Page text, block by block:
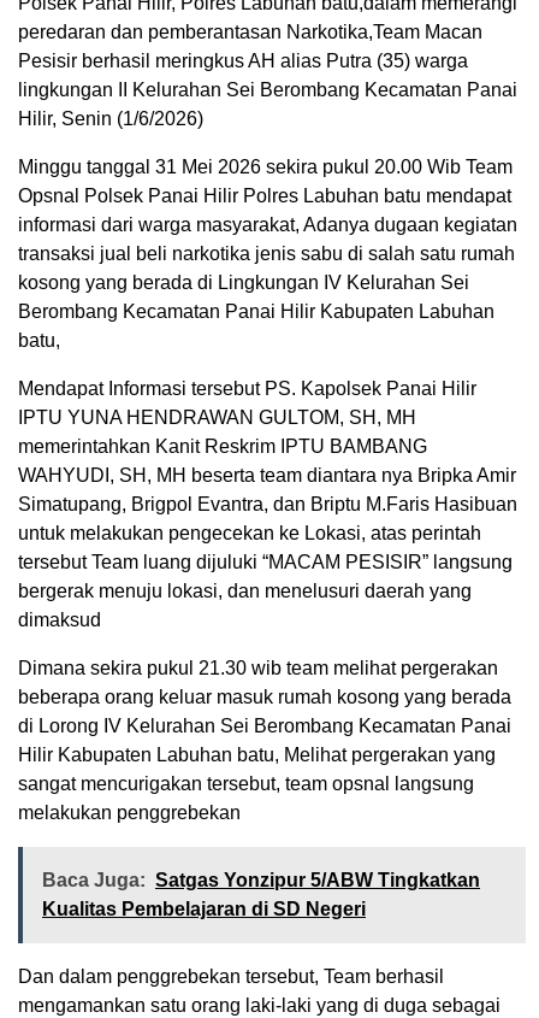
peredaran dan pemberantasan Narkotika,Team Macan
Pesisir berhasil meringkus AH alias Putra (35) warga
lingkungan II Kelurahan Sei Berombang Kecamatan Panai
Hilir, Senin (1/6/2026)
Minggu tanggal 31 Mei 2026 sekira pukul 20.00 Wib Team
Opsnal Polsek Panai Hilir Polres Labuhan batu mendapat
informasi dari warga masyarakat, Adanya dugaan kegiatan
transaksi jual beli narkotika jenis sabu di salah satu rumah
kosong yang berada di Lingkungan IV Kelurahan Sei
Berombang Kecamatan Panai Hilir Kabupaten Labuhan
batu,
Mendapat Informasi tersebut PS. Kapolsek Panai Hilir
IPTU YUNA HENDRAWAN GULTOM, SH, MH
memerintahkan Kanit Reskrim IPTU BAMBANG
WAHYUDI, SH, MH beserta team diantara nya Bripka Amir
Simatupang, Brigpol Evantra, dan Briptu M.Faris Hasibuan
untuk melakukan pengecekan ke Lokasi, atas perintah
tersebut Team luang dijuluki “MACAM PESISIR” langsung
bergerak menuju lokasi, dan menelusuri daerah yang
dimaksud
Dimana sekira pukul 21.30 wib team melihat pergerakan
beberapa orang keluar masuk rumah kosong yang berada
di Lorong IV Kelurahan Sei Berombang Kecamatan Panai
Hilir Kabupaten Labuhan batu, Melihat pergerakan yang
sangat mencurigakan tersebut, team opsnal langsung
melakukan penggrebekan
Baca Juga: Satgas Yonzipur 5/ABW Tingkatkan
Kualitas Pembelajaran di SD Negeri
Dan dalam penggrebekan tersebut, Team berhasil
mengamankan satu orang laki-laki yang di duga sebagai